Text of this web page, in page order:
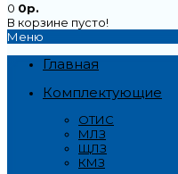
0 0р.
В корзине пусто!
Меню
Главная
Комплектующие
ОТИС
МЛЗ
ЩЛЗ
КМЗ